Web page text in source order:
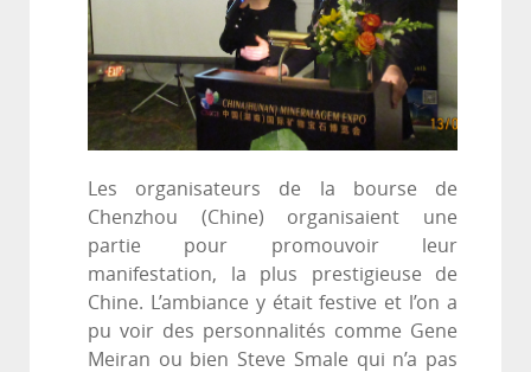
Les organisateurs de la bourse de
Chenzhou (Chine) organisaient une
partie pour promouvoir leur
manifestation, la plus prestigieuse de
Chine. L’ambiance y était festive et l’on a
pu voir des personnalités comme Gene
Meiran ou bien Steve Smale qui n’a pas